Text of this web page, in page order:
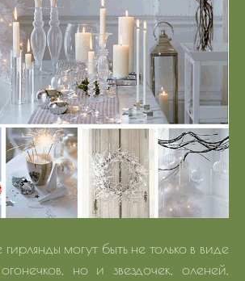
гирлянды могут быть не только в виде
но и звездочек, оленей,